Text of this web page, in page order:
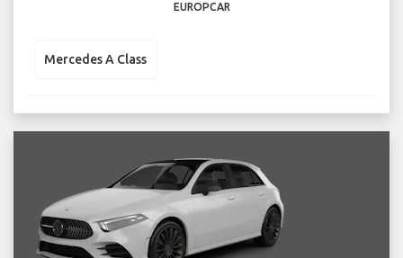
EUROPCAR
Mercedes A Class